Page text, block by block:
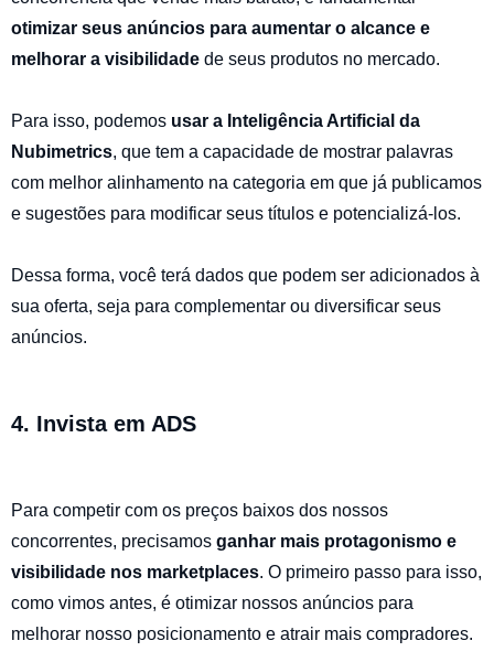
otimizar seus anúncios para aumentar o alcance e
melhorar a visibilidade de seus produtos no mercado.
Para isso, podemos usar a Inteligência Artificial da
Nubimetrics, que tem a capacidade de mostrar palavras
com melhor alinhamento na categoria em que já publicamos
e sugestões para modificar seus títulos e potencializá-los.
Dessa forma, você terá dados que podem ser adicionados à
sua oferta, seja para complementar ou diversificar seus
anúncios.
4. Invista em ADS
Para competir com os preços baixos dos nossos
concorrentes, precisamos ganhar mais protagonismo e
visibilidade nos marketplaces. O primeiro passo para isso,
como vimos antes, é otimizar nossos anúncios para
melhorar nosso posicionamento e atrair mais compradores.